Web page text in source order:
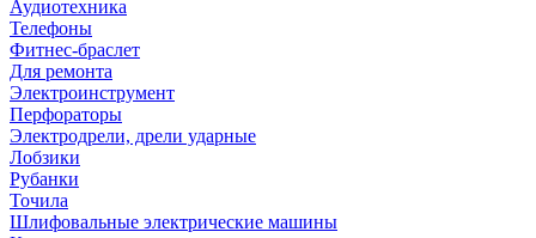
Аудиотехника
Телефоны
Фитнес-браслет
Для ремонта
Электроинструмент
Перфораторы
Электродрели, дрели ударные
Лобзики
Рубанки
Точила
Шлифовальные электрические машины